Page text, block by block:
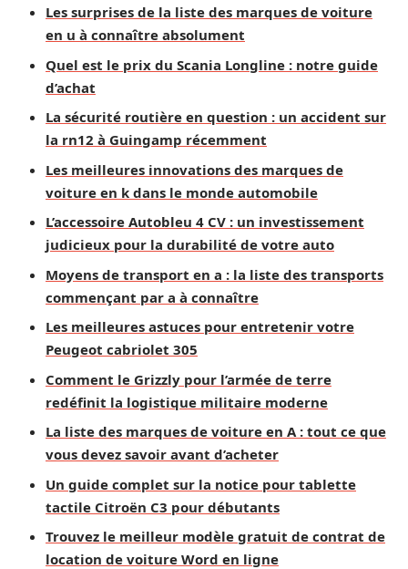
Les surprises de la liste des marques de voiture
en u à connaître absolument
Quel est le prix du Scania Longline : notre guide
d’achat
La sécurité routière en question : un accident sur
la rn12 à Guingamp récemment
Les meilleures innovations des marques de
voiture en k dans le monde automobile
L’accessoire Autobleu 4 CV : un investissement
judicieux pour la durabilité de votre auto
Moyens de transport en a : la liste des transports
commençant par a à connaître
Les meilleures astuces pour entretenir votre
Peugeot cabriolet 305
Comment le Grizzly pour l’armée de terre
redéfinit la logistique militaire moderne
La liste des marques de voiture en A : tout ce que
vous devez savoir avant d’acheter
Un guide complet sur la notice pour tablette
tactile Citroën C3 pour débutants
Trouvez le meilleur modèle gratuit de contrat de
location de voiture Word en ligne